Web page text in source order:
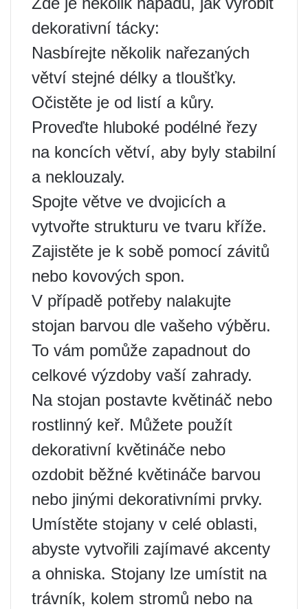
dekorativní tácky:
Nasbírejte několik nařezaných
větví stejné délky a tloušťky.
Očistěte je od listí a kůry.
Proveďte hluboké podélné řezy
na koncích větví, aby byly stabilní
a neklouzaly.
Spojte větve ve dvojicích a
vytvořte strukturu ve tvaru kříže.
Zajistěte je k sobě pomocí závitů
nebo kovových spon.
V případě potřeby nalakujte
stojan barvou dle vašeho výběru.
To vám pomůže zapadnout do
celkové výzdoby vaší zahrady.
Na stojan postavte květináč nebo
rostlinný keř. Můžete použít
dekorativní květináče nebo
ozdobit běžné květináče barvou
nebo jinými dekorativními prvky.
Umístěte stojany v celé oblasti,
abyste vytvořili zajímavé akcenty
a ohniska. Stojany lze umístit na
trávník, kolem stromů nebo na